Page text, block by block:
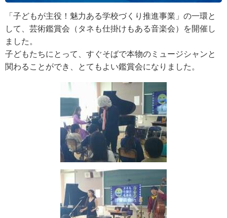
「子どもが主役！魅力ある学校づくり推進事業」の一環と
して、芸術鑑賞会（タネも仕掛けもある音楽会）を開催し
ました。
子どもたちにとって、すぐそばで本物のミュージシャンと
関わることができ、とてもよい鑑賞会になりました。